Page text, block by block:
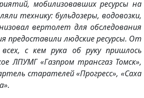
мобилизовавших ресурсы на
технику: бульдозеры, водовозки,
вертолет для обследования
предоставили людские ресурсы. От
с кем рука об руку пришлось
ЛПУМГ «Газпром трансгаз Томск»,
старателей «Прогресс», «Саха